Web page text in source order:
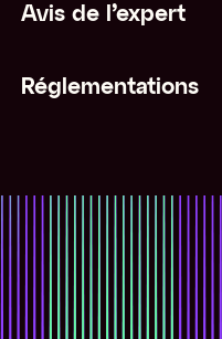
Avis de l’expert
Réglementations